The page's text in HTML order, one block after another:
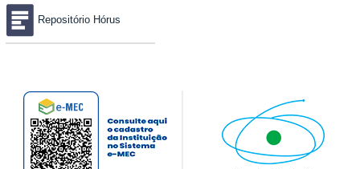
Repositório Hórus